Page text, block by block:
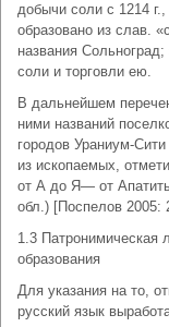
добычи соли с 1214
образовано из слав.
названия
соли и торговли ею.
В дальнейшем
ними названий
городов Ураниум-
из ископаемых,
от А до Я— от
обл.) [Поспелов 2005:
1.3 Патронимическая
образования
Для указания на то,
русский язык